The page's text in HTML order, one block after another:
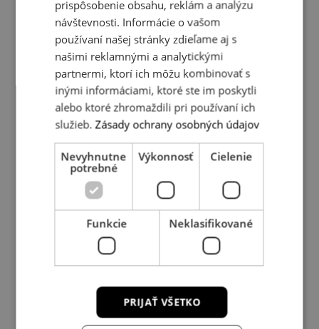
prispôsobenie obsahu, reklám a analýzu
návštevnosti. Informácie o vašom
používaní našej stránky zdieľame aj s
našimi reklamnými a analytickými
partnermi, ktorí ich môžu kombinovať s
inými informáciami, ktoré ste im poskytli
alebo ktoré zhromaždili pri používaní ich
služieb.Zásady ochrany osobných údajov
Nevyhnutne
potrebné
Výkonnosť Cielenie
Funkcie Neklasifikované
PRIJAŤ VŠETKO